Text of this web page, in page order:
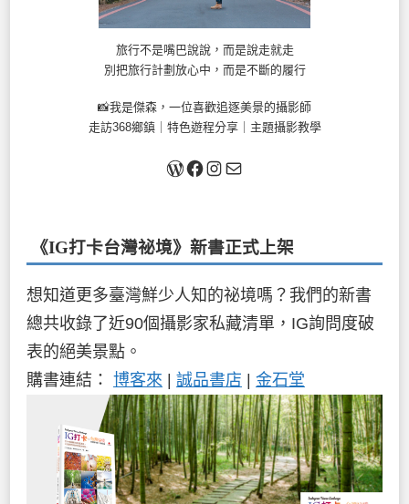
旅行不是嘴巴說說，而是說走就走
別把旅行計劃放心中，而是不斷的履行
📸我是傑森，一位喜歡追逐美景的攝影師
走訪368鄉鎮｜特色遊程分享｜主題攝影教學
關於我Facebook
Instagram
《IG打卡台灣祕境》新書正式上架
想知道更多臺灣鮮少人知的祕境嗎？我們的新書
總共收錄了近90個攝影家私藏清單，IG詢問度破
表的絕美景點。
購書連結： 博客來 | 誠品書店 | 金石堂